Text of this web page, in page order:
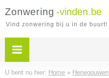
Zonwering -vinden.be
Vind zonwering bij u in de buurt!
U bent nu hier: Home » Henegouwen